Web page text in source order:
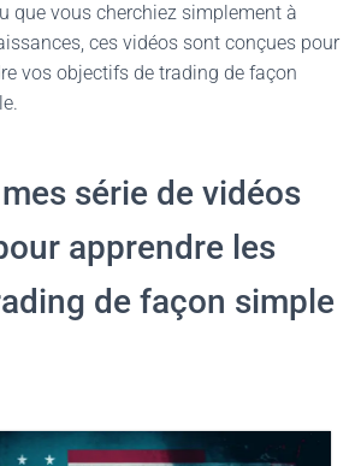
que vous cherchiez simplement à
ces vidéos sont conçues pour
vos objectifs de trading de façon
série de vidéos
apprendre les
de façon simple